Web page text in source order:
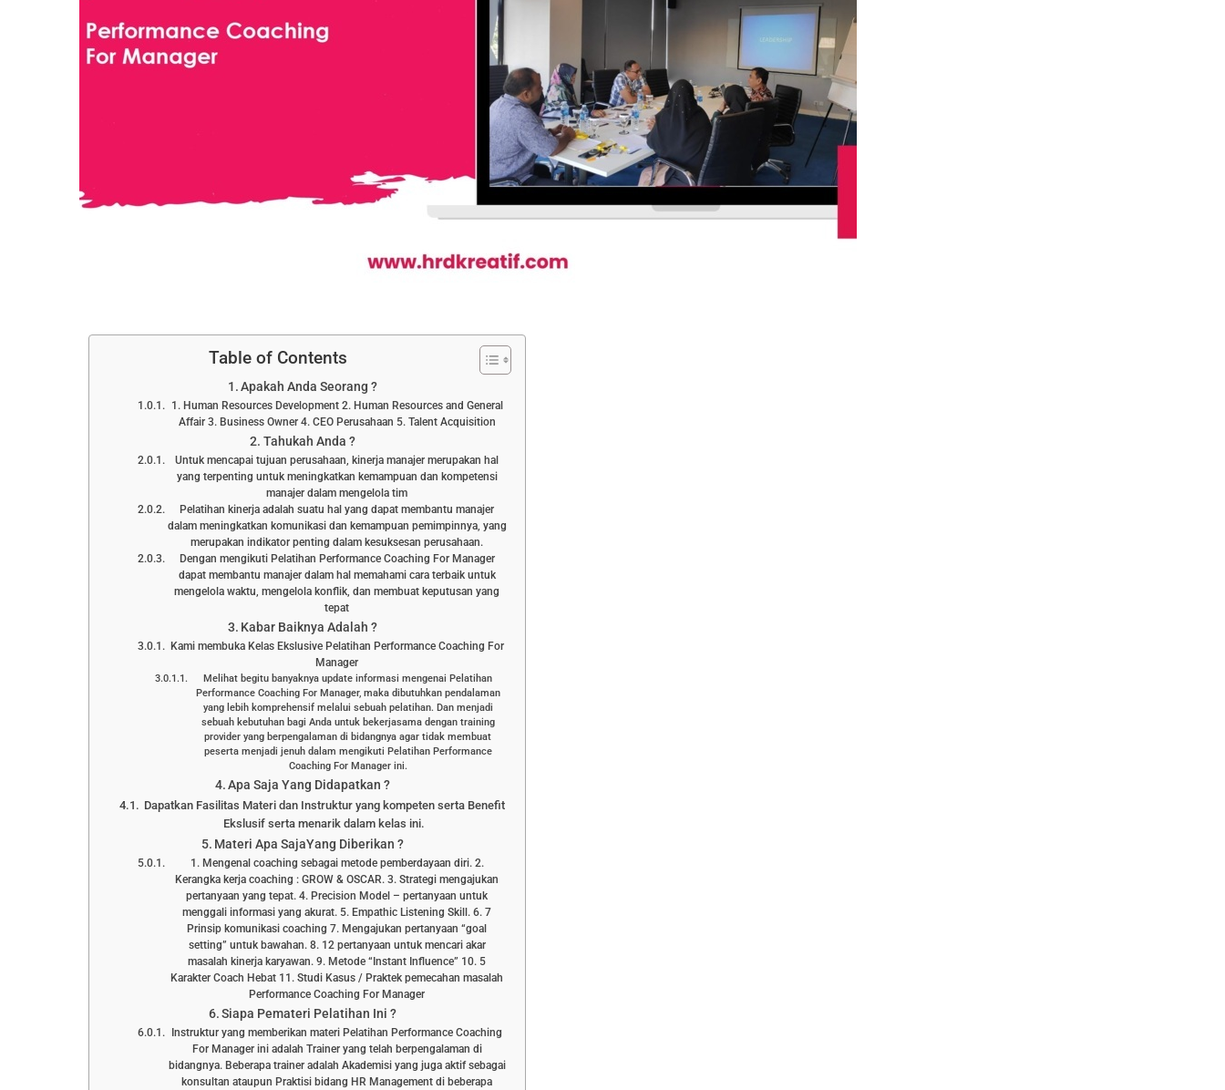
Table of Contents
Apakah Anda Seorang ?
1. Human Resources Development 2. Human Resources and General
Affair 3. Business Owner 4. CEO Perusahaan 5. Talent Acquisition
Tahukah Anda ?
Untuk mencapai tujuan perusahaan, kinerja manajer merupakan hal
yang terpenting untuk meningkatkan kemampuan dan kompetensi
manajer dalam mengelola tim
Pelatihan kinerja adalah suatu hal yang dapat membantu manajer
dalam meningkatkan komunikasi dan kemampuan pemimpinnya, yang
merupakan indikator penting dalam kesuksesan perusahaan.
Dengan mengikuti Pelatihan Performance Coaching For Manager
dapat membantu manajer dalam hal memahami cara terbaik untuk
mengelola waktu, mengelola konflik, dan membuat keputusan yang
tepat
Kabar Baiknya Adalah ?
Kami membuka Kelas Ekslusive Pelatihan Performance Coaching For
Manager
Melihat begitu banyaknya update informasi mengenai Pelatihan
Performance Coaching For Manager, maka dibutuhkan pendalaman
yang lebih komprehensif melalui sebuah pelatihan. Dan menjadi
sebuah kebutuhan bagi Anda untuk bekerjasama dengan training
provider yang berpengalaman di bidangnya agar tidak membuat
peserta menjadi jenuh dalam mengikuti Pelatihan Performance
Coaching For Manager ini.
Apa Saja Yang Didapatkan ?
Dapatkan Fasilitas Materi dan Instruktur yang kompeten serta Benefit
Ekslusif serta menarik dalam kelas ini.
Materi Apa SajaYang Diberikan ?
1. Mengenal coaching sebagai metode pemberdayaan diri. 2.
Kerangka kerja coaching : GROW & OSCAR. 3. Strategi mengajukan
pertanyaan yang tepat. 4. Precision Model – pertanyaan untuk
menggali informasi yang akurat. 5. Empathic Listening Skill. 6. 7
Prinsip komunikasi coaching 7. Mengajukan pertanyaan “goal
setting” untuk bawahan. 8. 12 pertanyaan untuk mencari akar
masalah kinerja karyawan. 9. Metode “Instant Influence” 10. 5
Karakter Coach Hebat 11. Studi Kasus / Praktek pemecahan masalah
Performance Coaching For Manager
Siapa Pemateri Pelatihan Ini ?
Instruktur yang memberikan materi Pelatihan Performance Coaching
For Manager ini adalah Trainer yang telah berpengalaman di
bidangnya. Beberapa trainer adalah Akademisi yang juga aktif sebagai
konsultan ataupun Praktisi bidang HR Management di beberapa